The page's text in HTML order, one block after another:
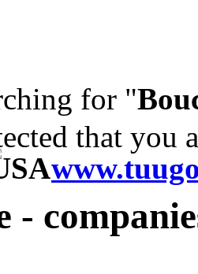
for "
that you
-